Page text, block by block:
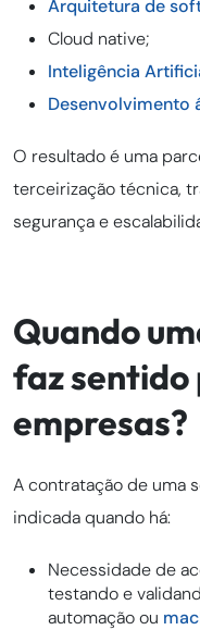
Arquitetura de
Cloud native;
Inteligência
Desenvolvimento
O resultado é uma
terceirização técnica,
segurança e
Quando
faz sentido
empresas?
A contratação de uma
indicada quando há:
Necessidade de
testando e
automação ou